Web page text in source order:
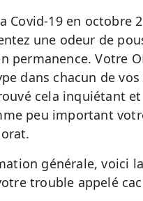
Covid-19 en octobre
une odeur de
permanence. Votre
dans chacun de vos
cela inquiétant
peu important
générale, voici la
trouble appelé